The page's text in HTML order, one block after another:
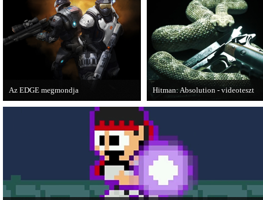
Wanted első nagyobb kiegészítő
csomagja.
4-et fogja használni.
Az EDGE megmondja
Az egyik leghíresebb játékmagazin, az
EDGE is elmondja, hogy szerinte
melyek voltak idén a legjobb játékok.
Hitman: Absolution - videoteszt
a legújabb Hitmant.